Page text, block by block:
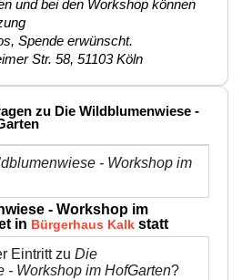
und bei den Workshop können
Spende erwünscht.
Str. 58, 51103 Köln
zu Die Wildblumenwiese -
- Workshop im
- Workshop im
in Bürgerhaus Kalk statt
Eintritt zuDie
- Workshop im HofGarten?